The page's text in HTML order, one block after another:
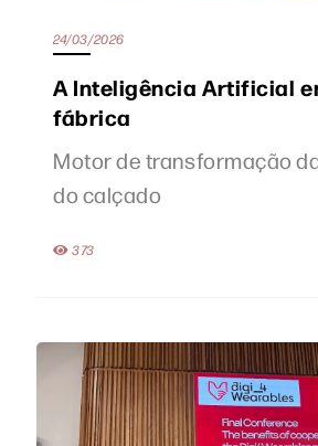
24/03/2026
A Inteligência Artificial
fábrica
Motor de transformação
do calçado
373